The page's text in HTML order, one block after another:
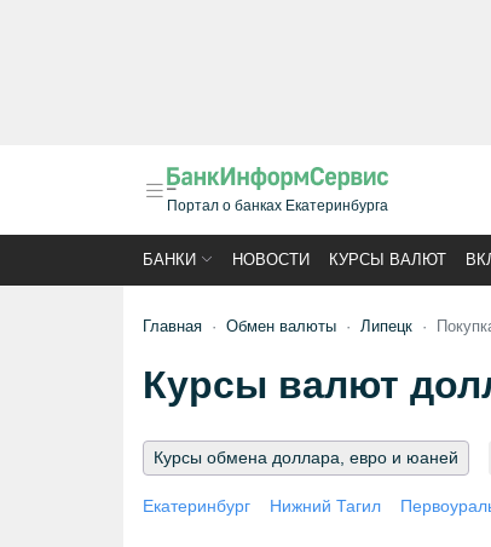
Портал о банках Екатеринбурга
БАНКИ НОВОСТИ КУРСЫ ВАЛЮТ
Главная Обмен валюты Липецк
Курсы валют
Курсы обмена доллара, евро и юаней
Екатеринбург Нижний Тагил